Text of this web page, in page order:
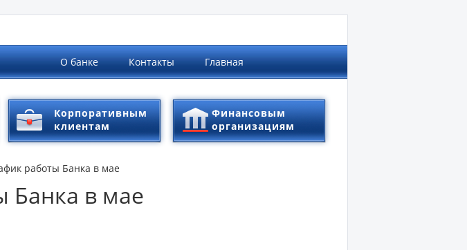
О банке Контакты Главная
Корпоративным
клиентам
Финансовым
организациям
работы Банка в мае
Банка в мае